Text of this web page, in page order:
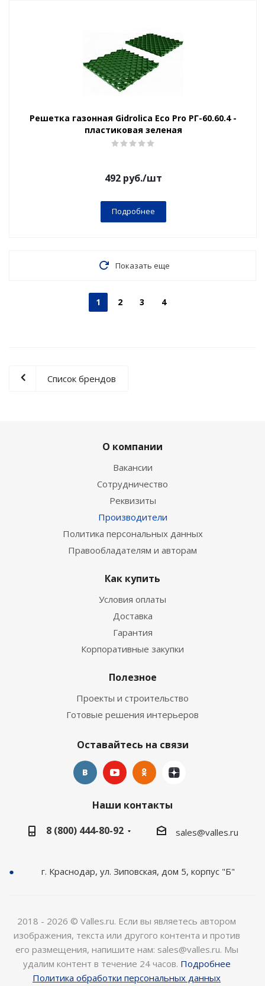
Решетка газонная Gidrolica Eco Pro РГ-60.60.4 -
пластиковая зеленая
492руб./шт
Подробнее
Показать еще
1 2 3 4
Список брендов
О компании
Вакансии
Сотрудничество
Реквизиты
Производители
Политика персональных данных
Правообладателям и авторам
Как купить
Условия оплаты
Доставка
Гарантия
Корпоративные закупки
Полезное
Проекты и строительство
Готовые решения интерьеров
Оставайтесь на связи
Наши контакты
8 (800) 444-80-92
sales@valles.ru
г. Краснодар, ул. Зиповская, дом 5, корпус "Б"
2018 - 2026 © Valles.ru. Если вы являетесь автором
изображения, текста или другого контента и против
его размещения, напишите нам: sales@valles.ru. Мы
удалим контент в течение 24 часов. Подробнее
Политика обработки персональных данных